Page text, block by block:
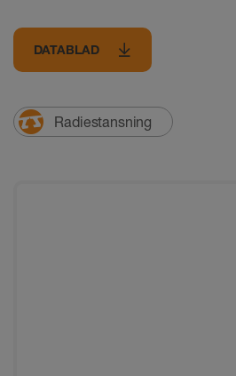
DATABLAD
Radiestansning